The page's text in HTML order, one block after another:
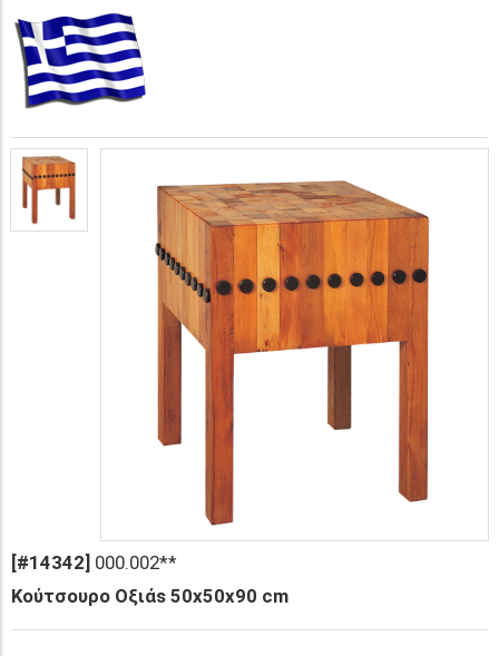
[#14342] 000.002**
Κούτσουρο Οξιάs 50x50x90 cm